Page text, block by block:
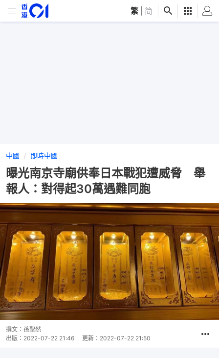
繁 简
中國 即時中國
曝光南京寺廟供奉日本戰犯遭威脅 舉
報人：對得起30萬遇難同胞
撰文： 孫聖然
出版： 2022-07-22 21:46 更新： 2022-07-22 21:50